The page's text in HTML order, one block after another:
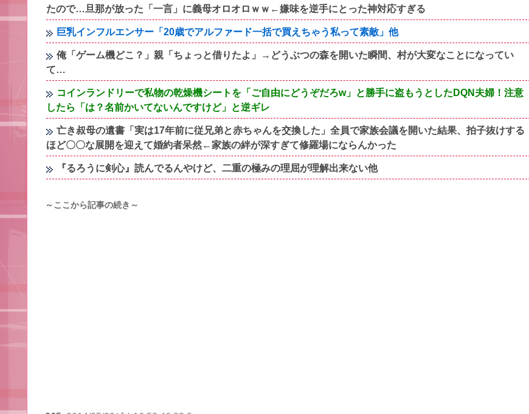
たので…旦那が放った「一言」に義母オロオロｗｗ←嫌味を逆手にとった神対応すぎる
巨乳インフルエンサー「20歳でアルファード一括で買えちゃう私って素敵」他
俺「ゲーム機どこ？」親「ちょっと借りたよ」→どうぶつの森を開いた瞬間、村が大変なことになってい
て…
コインランドリーで私物の乾燥機シートを「ご自由にどうぞだろw」と勝手に盗もうとしたDQN夫婦！注意
したら「は？名前かいてないんですけど」と逆ギレ
亡き叔母の遺書「実は17年前に従兄弟と赤ちゃんを交換した」全員で家族会議を開いた結果、拍子抜けする
ほど〇〇な展開を迎えて婚約者呆然←家族の絆が深すぎて修羅場にならんかった
『るろうに剣心』読んでるんやけど、二重の極みの理屈が理解出来ない他
～ここから記事の続き～